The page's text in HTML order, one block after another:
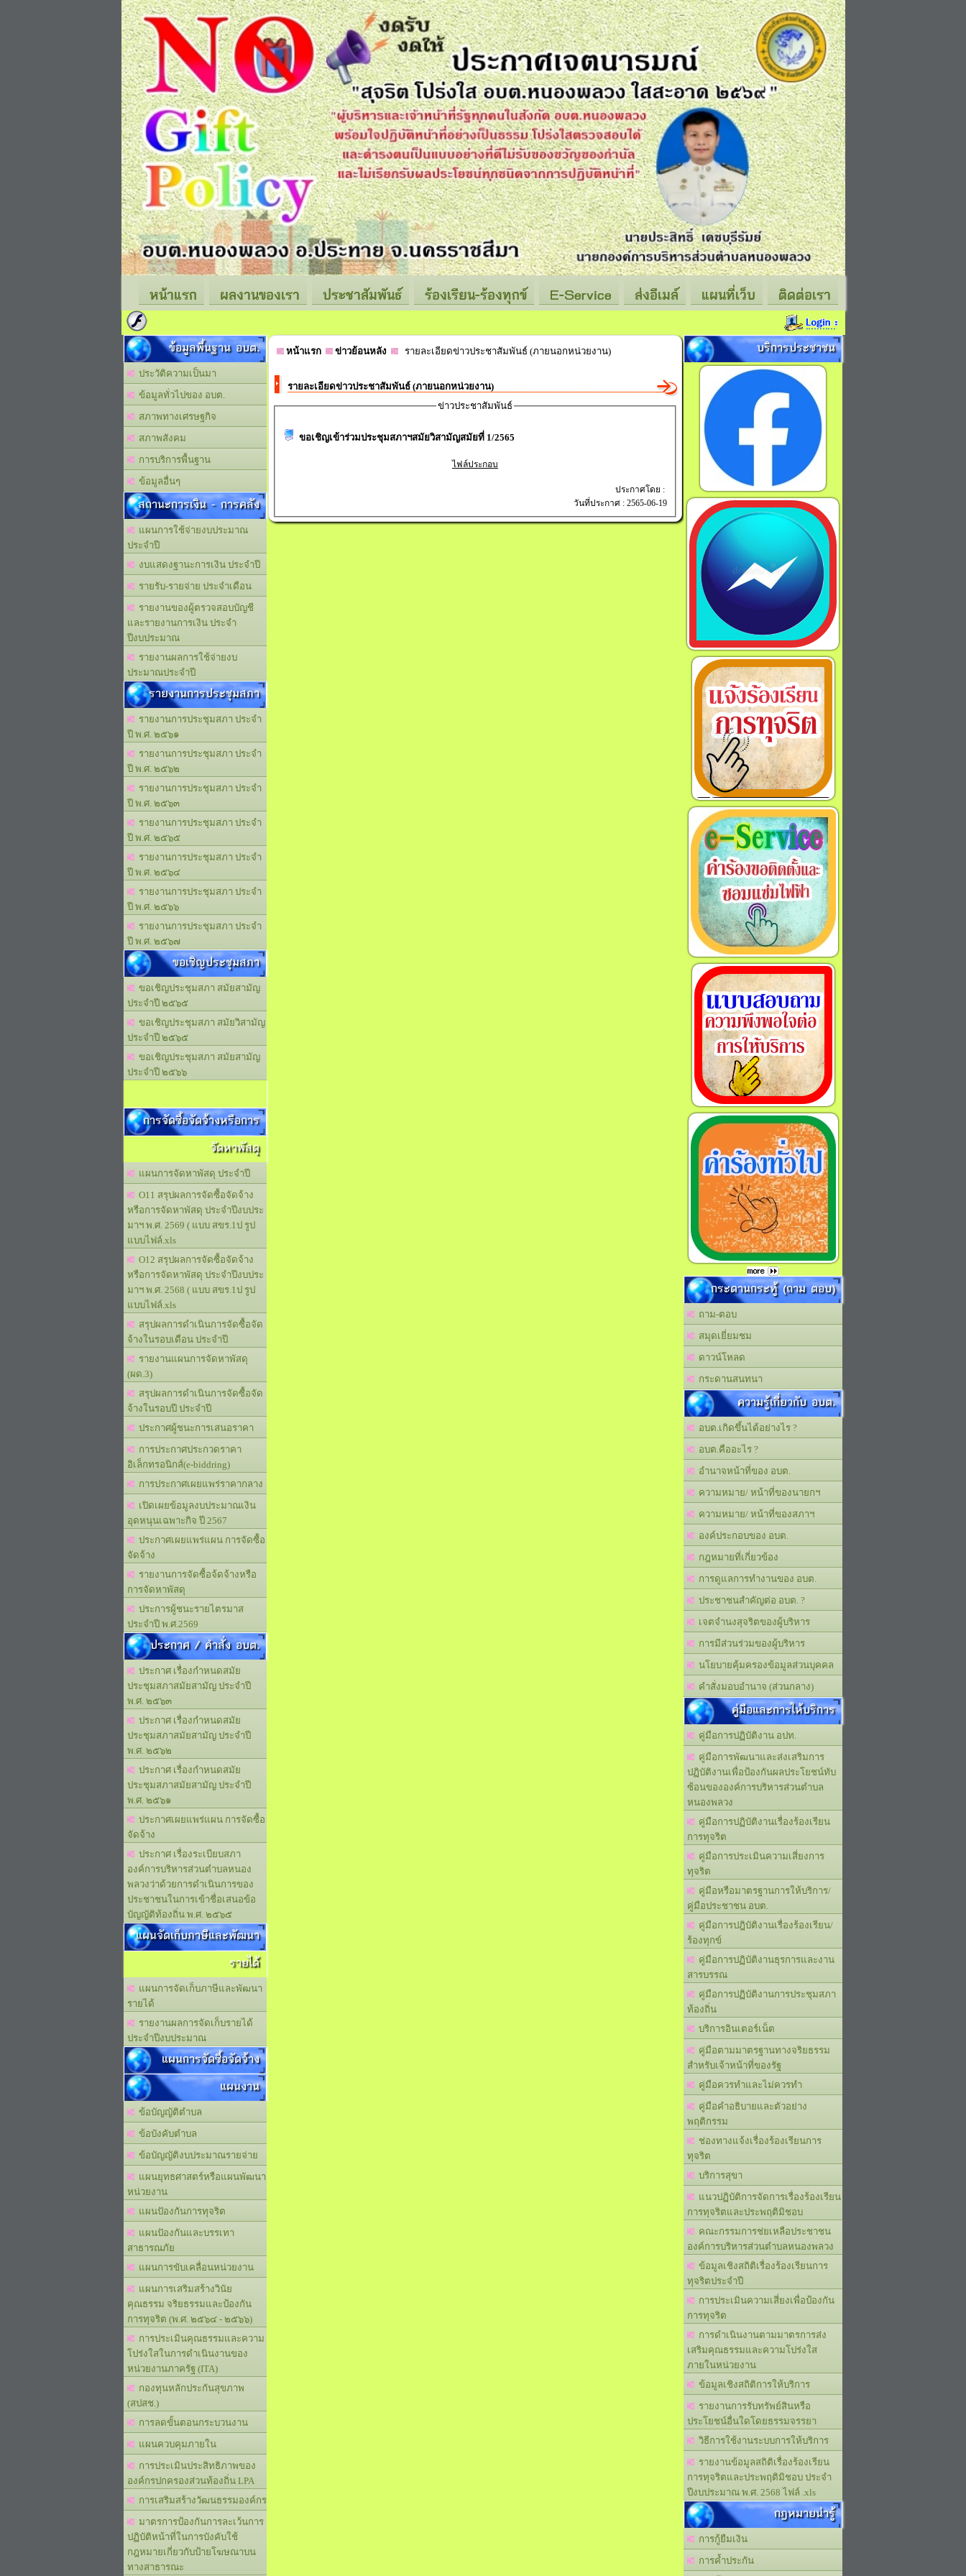
หน้าแรก ผลงานของเรา ประชาสัมพันธ์ ร้องเรียน-ร้องทุกข์ E-Service ส่งอีเมล์ แผนที่เว็บ ติดต่อเรา
ข้อมูลพื้นฐาน อบต.
ประวัติความเป็นมา
ข้อมูลทั่วไปของ อบต.
สภาพทางเศรษฐกิจ
สภาพสังคม
การบริการพื้นฐาน
ข้อมูลอื่นๆ
สถานะการเงิน - การคลัง
แผนการใช้จ่ายงบประมาณ
ประจำปี
งบแสดงฐานะการเงิน ประจำปี
รายรับ-รายจ่าย ประจำเดือน
รายงานของผู้ตรวจสอบบัญชี
และรายงานการเงิน ประจำ
ปีงบประมาณ
รายงานผลการใช้จ่ายงบ
ประมาณประจำปี
รายงานการประชุมสภา
รายงานการประชุมสภา ประจำ
ปี พ.ศ. ๒๕๖๑
รายงานการประชุมสภา ประจำ
ปี พ.ศ. ๒๕๖๒
รายงานการประชุมสภา ประจำ
ปี พ.ศ. ๒๕๖๓
รายงานการประชุมสภา ประจำ
ปี พ.ศ. ๒๕๖๕
รายงานการประชุมสภา ประจำ
ปี พ.ศ. ๒๕๖๔
รายงานการประชุมสภา ประจำ
ปี พ.ศ. ๒๕๖๖
รายงานการประชุมสภา ประจำ
ปี พ.ศ. ๒๕๖๗
ขอเชิญประชุมสภา
ขอเชิญประชุมสภา สมัยสามัญ
ประจำปี ๒๕๖๕
ขอเชิญประชุมสภา สมัยวิสามัญ
ประจำปี ๒๕๖๕
ขอเชิญประชุมสภา สมัยสามัญ
ประจำปี ๒๕๖๖
การจัดซื้อจัดจ้างหรือการ
จัดหาพัสดุ
แผนการจัดหาพัสดุ ประจำปี
O11 สรุปผลการจัดซื้อจัดจ้าง
หรือการจัดหาพัสดุ ประจำปีงบประ
มาฯ พ.ศ. 2569 ( แบบ สขร.1ป รูป
แบบไฟล์.xls
O12 สรุปผลการจัดซื้อจัดจ้าง
หรือการจัดหาพัสดุ ประจำปีงบประ
มาฯ พ.ศ. 2568 ( แบบ สขร.1ป รูป
แบบไฟล์.xls
สรุปผลการดำเนินการจัดซื้อจัด
จ้างในรอบเดือน ประจำปี
รายงานแผนการจัดหาพัสดุ
(ผด.3)
สรุปผลการดำเนินการจัดซื้อจัด
จ้างในรอบปี ประจำปี
ประกาศผู้ชนะการเสนอราคา
การประกาศประกวดราคา
อิเล็กทรอนิกส์(e-biddring)
การประกาศเผยแพร่ราคากลาง
เปิดเผยข้อมูลงบประมาณเงิน
อุดหนุนเฉพาะกิจ ปี 2567
ประกาศเผยแพร่แผน การจัดซื้อ
จัดจ้าง
รายงานการจัดซื้อจ้ดจ้างหรือ
การจัดหาพัสดุ
ประการผู้ชนะรายไตรมาส
ประจำปี พ.ศ.2569
ประกาศ / คำสั่ง อบต.
ประกาศ เรื่องกำหนดสมัย
ประชุมสภาสมัยสามัญ ประจำปี
พ.ศ. ๒๕๖๓
ประกาศ เรื่องกำหนดสมัย
ประชุมสภาสมัยสามัญ ประจำปี
พ.ศ. ๒๕๖๒
ประกาศ เรื่องกำหนดสมัย
ประชุมสภาสมัยสามัญ ประจำปี
พ.ศ. ๒๕๖๑
ประกาศเผยแพร่แผน การจัดซื้อ
จัดจ้าง
ประกาศ เรื่องระเบียบสภา
องค์การบริหารส่วนตำบลหนอง
พลวงว่าด้วยการดำเนินการของ
ประชาชนในการเข้าชื่อเสนอข้อ
บัญญัติท้องถิ่น พ.ศ. ๒๕๖๕
แผนจัดเก็บภาษีและพัฒนา
รายได้
แผนการจัดเก็บภาษีและพัฒนา
รายได้
รายงานผลการจัดเก็บรายได้
ประจำปีงบประมาณ
แผนการจัดซื้อจัดจ้าง
แผนงาน
ข้อบัญญัติตำบล
ข้อบังคับตำบล
ข้อบัญญัติงบประมาณรายจ่าย
แผนยุทธศาสตร์หรือแผนพัฒนา
หน่วยงาน
แผนปัองกันการทุจริต
แผนปัองกันและบรรเทา
สาธารณภัย
แผนการขับเคลื่อนหน่วยงาน
แผนการเสริมสร้างวินัย
คุณธรรม จริยธรรมและป้องกัน
การทุจริต (พ.ศ. ๒๕๖๔ - ๒๕๖๖)
การประเมินคุณธรรมและความ
โปร่งใสในการดำเนินงานของ
หน่วยงานภาครัฐ (ITA)
กองทุนหลักประกันสุขภาพ
(สปสช.)
การลดขั้นตอนกระบวนงาน
แผนควบคุมภายใน
การประเมินประสิทธิภาพของ
องค์กรปกครองส่วนท้องถิ่น LPA
การเสริมสร้างวัฒนธรรมองค์กร
มาตรการป้องกันการละเว้นการ
ปฏิบัติหน้าที่ในการบังคับใช้
กฎหมายเกี่ยวกับป้ายโฆษณาบน
ทางสาธารณะ
หน้าแรก ข่าวย้อนหลัง รายละเอียดข่าวประชาสัมพันธ์ (ภายนอกหน่วยงาน)
รายละเอียดข่าวประชาสัมพันธ์ (ภายนอกหน่วยงาน)
ข่าวประชาสัมพันธ์
ขอเชิญเข้าร่วมประชุมสภาฯสมัยวิสามัญสมัยที่ 1/2565
ไฟล์ประกอบ
ประกาศโดย :
วันที่ประกาศ : 2565-06-19
บริการประชาชน
กระดานกระทู้ (ถาม ตอบ)
ถาม-ตอบ
สมุดเยี่ยมชม
ดาวน์โหลด
กระดานสนทนา
ความรู้เกี่ยวกับ อบต.
อบต.เกิดขึ้นได้อย่างไร ?
อบต.คืออะไร ?
อำนาจหน้าที่ของ อบต.
ความหมาย/ หน้าที่ของนายกฯ
ความหมาย/ หน้าที่ของสภาฯ
องค์ประกอบของ อบต.
กฎหมายที่เกี่ยวข้อง
การดูแลการทำงานของ อบต.
ประชาชนสำคัญต่อ อบต. ?
เจตจำนงสุจริตของผู้บริหาร
การมีส่วนร่วมของผู้บริหาร
นโยบายคุ้มครองข้อมูลส่วนบุคคล
คำสั่งมอบอำนาจ (ส่วนกลาง)
คู่มือและการให้บริการ
คู่มือการปฏิบัติงาน อปท.
คู่มือการพัฒนาและส่งเสริมการ
ปฏิบัติงานเพื่อป้องกันผลประโยชน์ทับ
ซ้อนขององค์การบริหารส่วนตำบล
หนองพลวง
คู่มือการปฏิบัติงานเรื่องร้องเรียน
การทุจริต
คู่มือการประเมินความเสี่ยงการ
ทุจริต
คู่มือหรือมาตรฐานการให้บริการ/
คู่มือประชาชน อบต.
คู่มือการปฎิบัติงานเรื่องร้องเรียน/
ร้องทุกข์
คู่มือการปฏิบัติงานธุรการและงาน
สารบรรณ
คู่มือการปฏิบัติงานการประชุมสภา
ท้องถิ่น
บริการอินเตอร์เน็ต
คู่มือตามมาตรฐานทางจริยธรรม
สำหรับเจ้าหน้าที่ของรัฐ
คู่มือควรทำและไม่ควรทำ
คู่มือคำอธิบายและตัวอย่าง
พฤติกรรม
ช่องทางแจ้งเรื่องร้องเรียนการ
ทุจริต
บริการสุขา
แนวปฏิบัติการจัดการเรื่องร้องเรียน
การทุจริตและประพฤติมิชอบ
คณะกรรมการช่ยเหลือประชาชน
องค์การบริหารส่วนตำบลหนองพลวง
ข้อมูลเชิงสถิติเรื่องร้องเรียนการ
ทุจริตประจำปี
การประเมินความเสี่ยงเพื่อป้องกัน
การทุจริต
การดำเนินงานตามมาตรการส่ง
เสริมคุณธรรมและความโปร่งใส
ภายในหน่วยงาน
ข้อมูลเชิงสถิติการให้บริการ
รายงานการรับทรัพย์สินหรือ
ประโยชน์อื่นใดโดยธรรมจรรยา
วิธีการใช้งานระบบการให้บริการ
รายงานข้อมูลสถิติเรื่องร้องเรียน
การทุจริตและประพฤติมิชอบ ประจำ
ปีงบประมาณ พ.ศ. 2568 ไฟล์ .xls
กฎหมายน่ารู้
การกู้ยืมเงิน
การค้ำประกัน